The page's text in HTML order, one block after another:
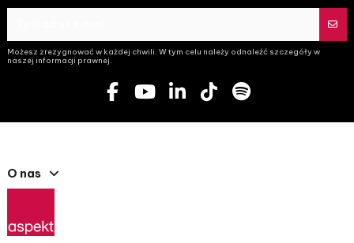
Możesz zrezygnować w każdej chwili. W tym celu należy odnaleźć szczegóły w
naszej informacji prawnej.
O nas